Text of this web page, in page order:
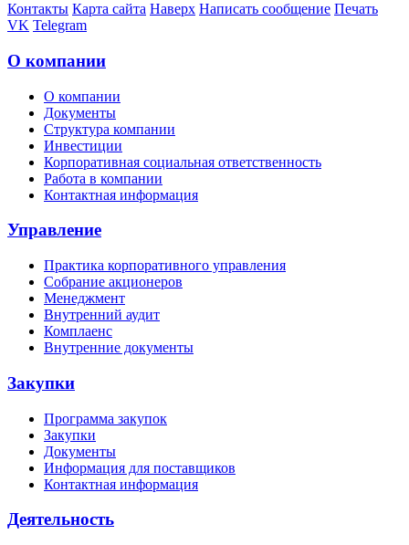
Контакты Карта сайта Наверх Написать сообщение Печать
VK Telegram
О компании
О компании
Документы
Структура компании
Инвестиции
Корпоративная социальная ответственность
Работа в компании
Контактная информация
Управление
Практика корпоративного управления
Собрание акционеров
Менеджмент
Внутренний аудит
Комплаенс
Внутренние документы
Закупки
Программа закупок
Закупки
Документы
Информация для поставщиков
Контактная информация
Деятельность